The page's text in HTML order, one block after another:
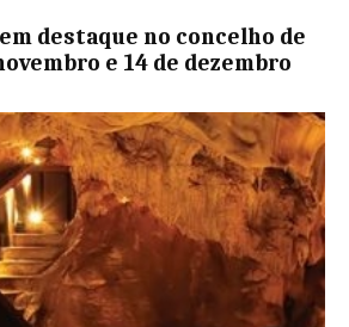
destaque no concelho de
e 14 de dezembro